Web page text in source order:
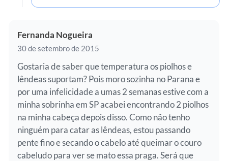
Fernanda Nogueira
30 de setembro de 2015
Gostaria de saber que temperatura os piolhos e
lêndeas suportam? Pois moro sozinha no Parana e
por uma infelicidade a umas 2 semanas estive com a
minha sobrinha em SP acabei encontrando 2 piolhos
na minha cabeça depois disso. Como não tenho
ninguém para catar as lêndeas, estou passando
pente fino e secando o cabelo até queimar o couro
cabeludo para ver se mato essa praga. Será que